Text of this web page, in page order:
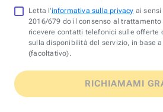
Letta l'informativa sulla privacy ai sensi
2016/679 do il consenso al
ricevere contatti telefonici sulle offerte
sulla disponibilità del servizio, in base
(facoltativo).
RICHIAMAMI